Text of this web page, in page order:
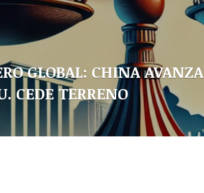
GLOBAL: CHINA AVANZA
CEDE TERRENO